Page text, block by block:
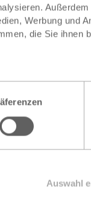
Werbung und
die Sie ihnen
Auswahl
für faire